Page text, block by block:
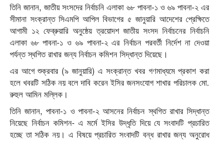
তিনি জানান, জাতীয় সংসদের নির্বাচনি এলাকা ৬৮ পাবনা-১ ও ৬৯ পাবনা-২ এর
সীমানা সংক্রান্ত সিএমপি আপিল বিভাগের ৫ জানুয়ারি আদেশের প্রেক্ষিতে
আগামী ১২ ফেব্রুয়ারি অনুষ্ঠেয় ত্রয়োদশ জাতীয় সংসদ নির্বাচনের নির্বাচনি
এলাকা ৬৮ পাবনা-১ ও ৬৯ পাবনা-২ এর নির্বাচন পরবর্তী নির্দেশ না দেওয়া
পর্যন্ত স্থগিত রাখার জন্য নির্বাচন কমিশন সিদ্ধান্ত দিয়েছে।
এর আগে শুক্রবার (৯ জানুয়ারি) এ সংক্রান্ত খবর গণমাধ্যমে প্রকাশ করা
হলে খবরটি সঠিক নয় বলে দাবি করেন ইসির জনসংযোগ শাখার পরিচালক মো.
রুহুল আমিন মল্লিক।
তিনি জানান, পাবনা-১ ও পাবনা-২ আসনের নির্বাচন স্থগিত রাখার সিদ্ধান্ত
নিয়েছে নির্বাচন কমিশন- এ মর্মে ইসির উদ্ধৃতি দিয়ে যে সংবাদটি প্রচারিত
হচ্ছে তা সঠিক নয়। এ বিষয়ে প্রচারিত সংবাদটি বন্ধ রাখার জন্য অনুরোধ